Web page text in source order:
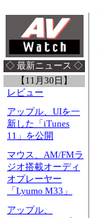
◇ 最新ニュース ◇
【11月30日】
レビュー
アップル、UIを一
新した「iTunes
11」を公開
マウス、AM/FMラ
ジオ搭載オーディ
オプレーヤー
「Lyumo M33」
アップル、